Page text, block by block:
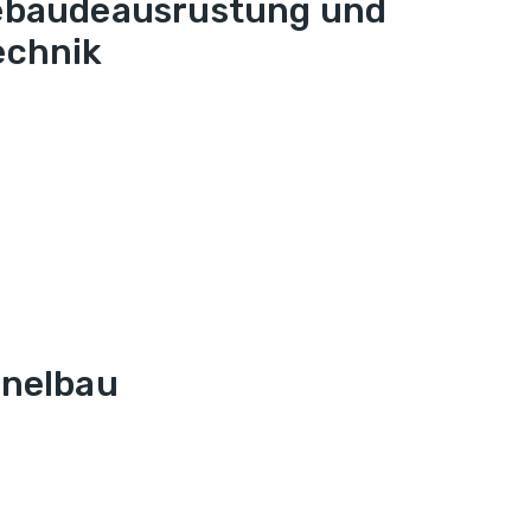
und